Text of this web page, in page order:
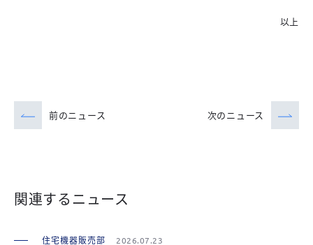
以上
前のニュース 次のニュース
関連するニュース
住宅機器販売部 2026.07.23